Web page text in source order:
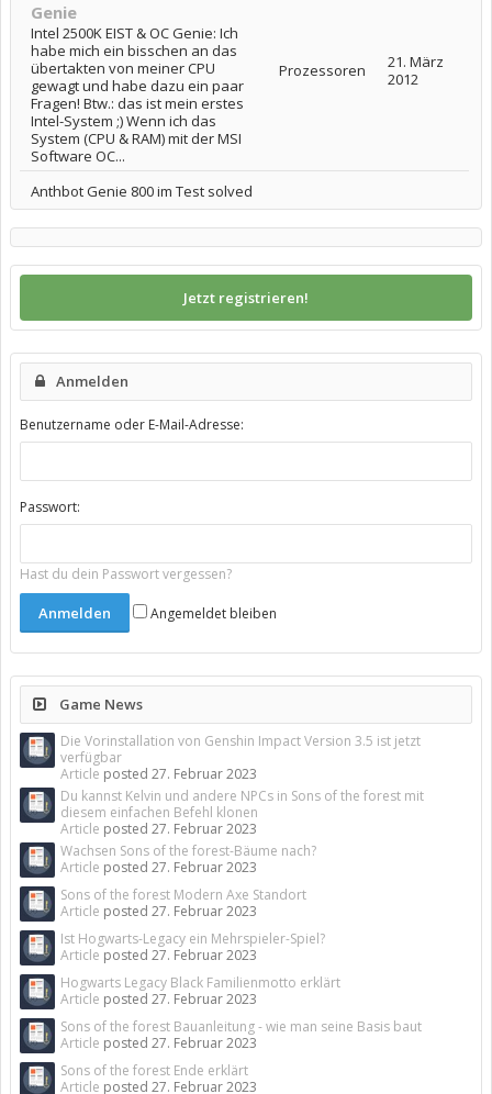
Genie
Intel 2500K EIST & OC Genie: Ich
habe mich ein bisschen an das
übertakten von meiner CPU
gewagt und habe dazu ein paar
Fragen! Btw.: das ist mein erstes
Intel-System ;) Wenn ich das
System (CPU & RAM) mit der MSI
Software OC...
Prozessoren
21. März
2012
Anthbot Genie 800 im Test solved
Jetzt registrieren!
Anmelden
Benutzername oder E-Mail-Adresse:
Passwort:
Hast du dein Passwort vergessen?
Angemeldet bleiben
Game News
Die Vorinstallation von Genshin Impact Version 3.5 ist jetzt
verfügbar
Article posted 27. Februar 2023
Du kannst Kelvin und andere NPCs in Sons of the forest mit
diesem einfachen Befehl klonen
Article posted 27. Februar 2023
Wachsen Sons of the forest-Bäume nach?
Article posted 27. Februar 2023
Sons of the forest Modern Axe Standort
Article posted 27. Februar 2023
Ist Hogwarts-Legacy ein Mehrspieler-Spiel?
Article posted 27. Februar 2023
Hogwarts Legacy Black Familienmotto erklärt
Article posted 27. Februar 2023
Sons of the forest Bauanleitung - wie man seine Basis baut
Article posted 27. Februar 2023
Sons of the forest Ende erklärt
Article posted 27. Februar 2023